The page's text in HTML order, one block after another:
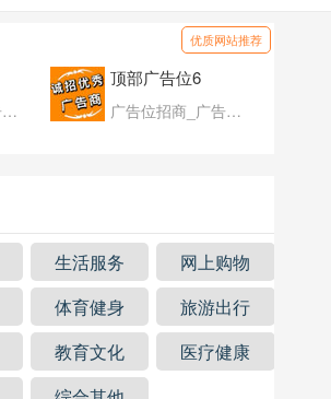
优质网站推荐
广告位招商_广告位待售
顶部广告位6
广告位招商_广告位待售
生活服务
网上购物
体育健身
旅游出行
教育文化
医疗健康